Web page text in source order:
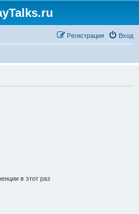
Вход
Регистрация
в этот раз